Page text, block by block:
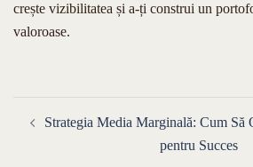
crește vizibilitatea și a-ți construi un
valoroase.
Strategia Media Marginală: Cum Să
pentru Succes